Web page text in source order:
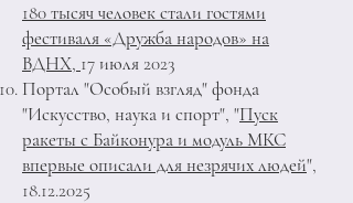
180 тысяч человек стали гостями
фестиваля «Дружба народов» на
ВДНХ, 17 июля 2023
Портал "Особый взгляд" фонда
"Искусство, наука и спорт", "Пуск
ракеты с Байконура и модуль МКС
впервые описали для незрячих людей",
18.12.2025